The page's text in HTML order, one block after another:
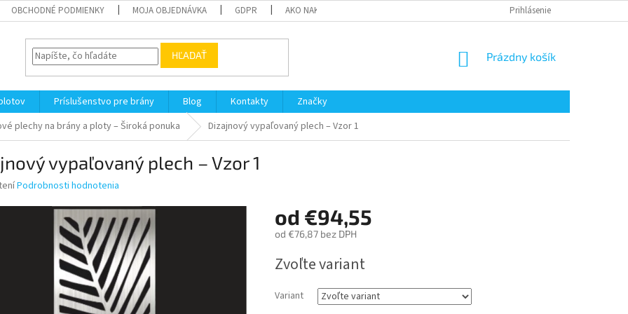
OBCHODNÉ PODMIENKY MOJA OBJEDNÁVKA GDPR AKO NAKUPOVAŤ Prihlásenie
HĽADAŤ
NÁKUPNÝ
Prázdny košík
Príslušenstvo pre brány Blog Kontakty
Značky
plechy na brány a ploty – Široká ponuka Dizajnový vypaľovaný plech – Vzor 1
vypaľovaný plech – Vzor 1
Podrobnosti hodnotenia
od €94,55
od €76,87bez DPH
cena:
Zvoľte variant
Variant